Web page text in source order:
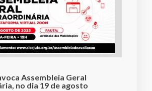
Assembleia Geral
no dia 19 de agosto